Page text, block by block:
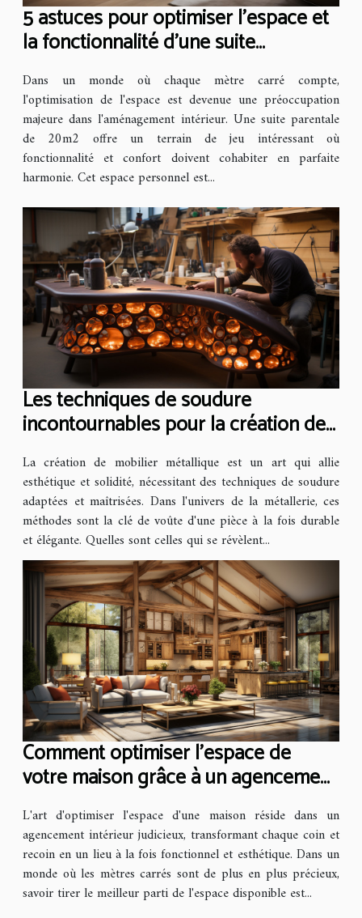
5 astuces pour optimiser l'espace et
la fonctionnalité d'une suite
parentale de 20m2
Dans un monde où chaque mètre carré compte,
l'optimisation de l'espace est devenue une préoccupation
majeure dans l'aménagement intérieur. Une suite parentale
de 20m2 offre un terrain de jeu intéressant où
fonctionnalité et confort doivent cohabiter en parfaite
harmonie. Cet espace personnel est...
Les techniques de soudure
incontournables pour la création de
mobilier métallique
La création de mobilier métallique est un art qui allie
esthétique et solidité, nécessitant des techniques de soudure
adaptées et maîtrisées. Dans l'univers de la métallerie, ces
méthodes sont la clé de voûte d'une pièce à la fois durable
et élégante. Quelles sont celles qui se révèlent...
Comment optimiser l'espace de
votre maison grâce à un agencement
intérieur professionnel
L'art d'optimiser l'espace d'une maison réside dans un
agencement intérieur judicieux, transformant chaque coin et
recoin en un lieu à la fois fonctionnel et esthétique. Dans un
monde où les mètres carrés sont de plus en plus précieux,
savoir tirer le meilleur parti de l'espace disponible est...